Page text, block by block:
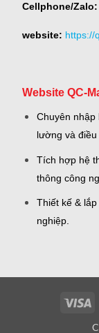
Cellphone/Zalo:
website: https://
Website QC-
Chuyên nhập
lường và điều
Tích hợp hệ
thông công
Thiết kế &
nghiệp.